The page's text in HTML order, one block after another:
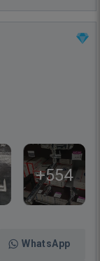
+554
WhatsApp